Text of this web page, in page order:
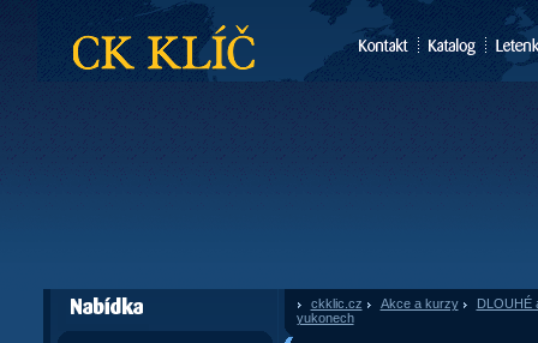
CK Klíč
dále nabízí
ckklic.cz Akce a kurzy»
DLOUHÉ
yukonech